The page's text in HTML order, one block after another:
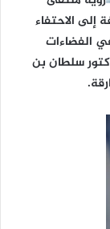
إلى الاحتفاء
الفضاءات
سلطان بن